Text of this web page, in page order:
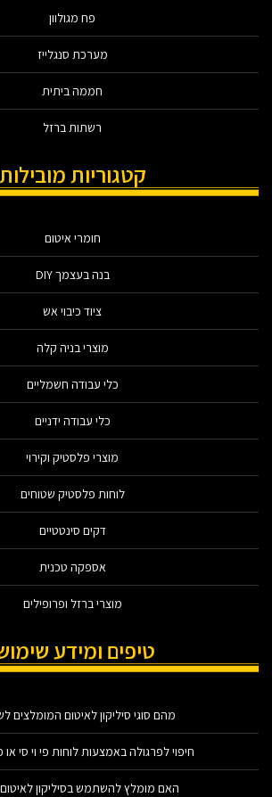
פח מגולוון
מערכת סנגלייז
חממה ביתית
רשתות ברזל
קטגוריות מובילות
חומרי איטום
בנה בעצמך DIY
ציוד כיבוי אש
מוצרי בניה קלה
כלי עבודה חשמליים
כלי עבודה ידניים
מוצרי פלסטיק וקירוי
לוחות פלסטיק שטוחים
דקים סינטטיים
אספקה טכנית
מוצרי ברזל ופרופילים
טיפים ומידע
מהם סוגי סיליקון לאיטום המומלצים
חיפוי לפרגולה באמצעות לוחות פי וי סי או
האם מומלץ להשתמש בסיליקון לאיטום